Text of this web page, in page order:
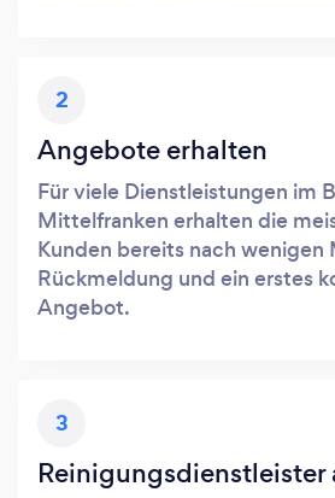
2
Angebote erhalten
Für viele Dienstleistungen im
Mittelfranken erhalten die
Kunden bereits nach wenigen
Rückmeldung und ein erstes
Angebot.
3
Reinigungsdienstleister